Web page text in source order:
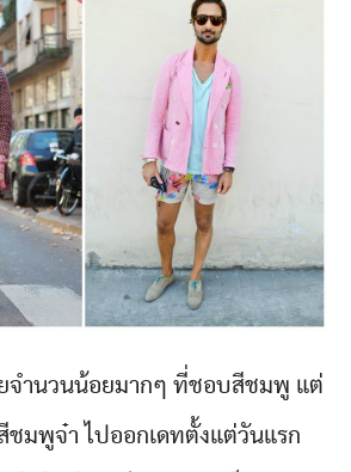
จำนวนน้อยมากๆ ที่ชอบสีชมพู แต่
ชมพูจ๋า ไปออกเดทตั้งแต่วันแรก